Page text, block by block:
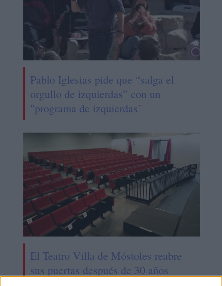
Pablo Iglesias pide que “salga el
orgullo de izquierdas” con un
"programa de izquierdas"
El Teatro Villa de Móstoles reabre
sus puertas después de 30 años